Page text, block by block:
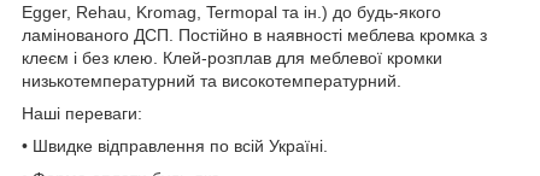
Egger, Rehau, Kromag, Termopal та ін.) до будь-якого
ламінованого ДСП. Постійно в наявності меблева кромка з
клеєм і без клею. Клей-розплав для меблевої кромки
низькотемпературний та високотемпературний.
Наші переваги:
• Швидке відправлення по всій Україні.